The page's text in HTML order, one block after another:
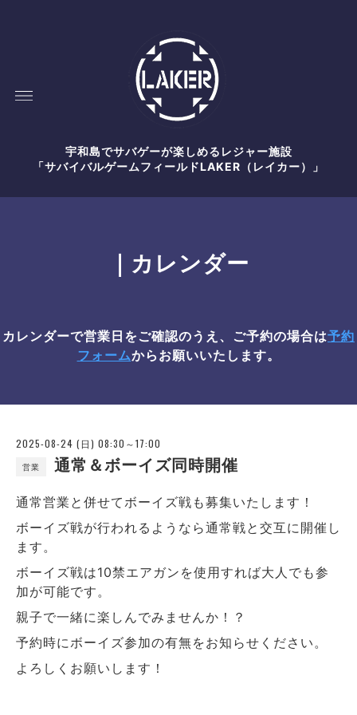
宇和島でサバゲーが楽しめるレジャー施設
「サバイバルゲームフィールドLAKER（レイカー）」
｜カレンダー
カレンダーで営業日をご確認のうえ、ご予約の場合は予約
フォームからお願いいたします。
2025-08-24 (日) 08:30～17:00
営業 通常＆ボーイズ同時開催
通常営業と併せてボーイズ戦も募集いたします！
ボーイズ戦が行われるようなら通常戦と交互に開催し
ます。
ボーイズ戦は10禁エアガンを使用すれば大人でも参
加が可能です。
親子で一緒に楽しんでみませんか！？
予約時にボーイズ参加の有無をお知らせください。
よろしくお願いします！